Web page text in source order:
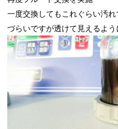
一度交換してもこれぐらい汚
づらいですが透けて見えるよう